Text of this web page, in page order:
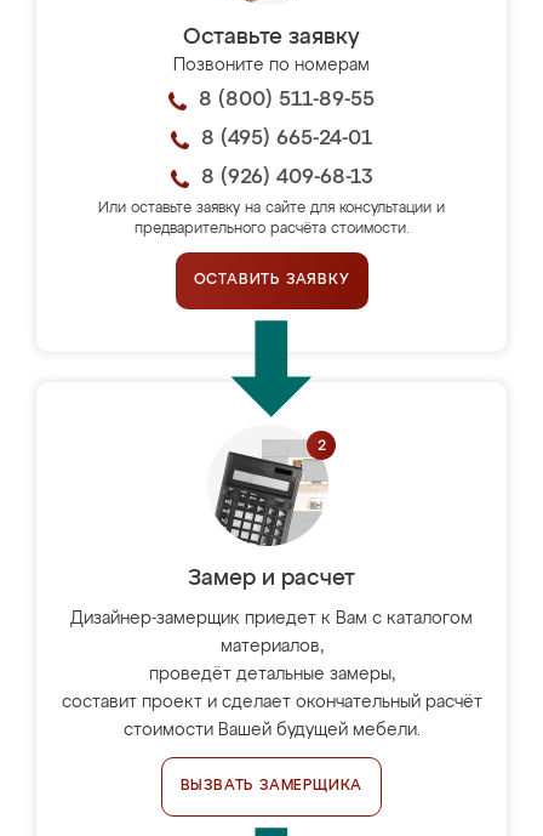
Оставьте заявку
Позвоните по номерам
8 (800) 511-89-55
8 (495) 665-24-01
8 (926) 409-68-13
Или оставьте заявку на сайте для консультации и
предварительного расчёта стоимости.
ОСТАВИТЬ ЗАЯВКУ
Замер и расчет
Дизайнер-замерщик приедет к Вам с каталогом
материалов,
проведёт детальные замеры,
составит проект и сделает окончательный расчёт
стоимости Вашей будущей мебели.
ВЫЗВАТЬ ЗАМЕРЩИКА